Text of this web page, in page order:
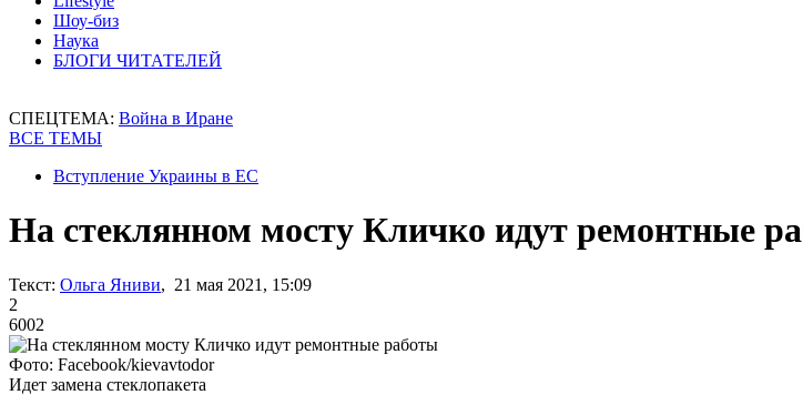
Шоу-биз
Наука
БЛОГИ ЧИТАТЕЛЕЙ
СПЕЦТЕМА: Война в Иране
ВСЕ ТЕМЫ
Вступление Украины в ЕС
На стеклянном мосту Кличко идут ремонтные
Текст: Ольга Яниви, 21 мая 2021, 15:09
2
6002
Фото: Facebook/kievavtodor
Идет замена стеклопакета